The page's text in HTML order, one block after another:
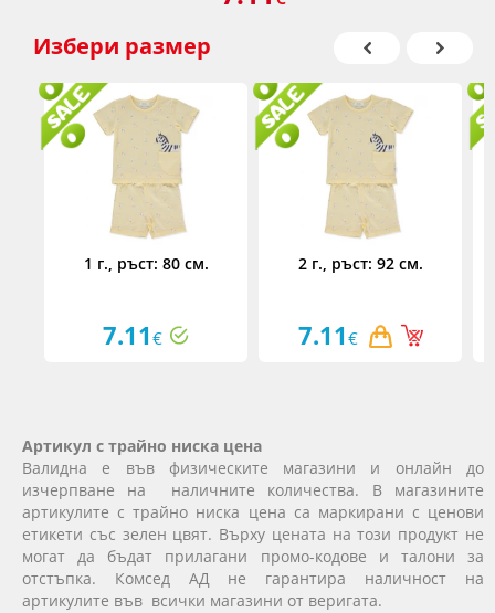
Избери размер
1 г., ръст: 80 см.
7.11 €
2 г., ръст: 92 см.
7.11 €
Артикул с трайно ниска цена
Валидна е във физическите магазини и онлайн до
изчерпване на наличните количества. В магазините
артикулите с трайно ниска цена са маркирани с ценови
етикети със зелен цвят. Върху цената на този продукт не
могат да бъдат прилагани промо-кодове и талони за
отстъпка. Комсед АД не гарантира наличност на
артикулите във всички магазини от веригата.